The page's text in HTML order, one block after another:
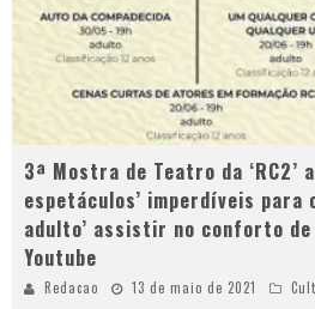
3ª Mostra de Teatro da ‘RC2’
espetáculos’ imperdíveis para
adulto’ assistir no conforto de
Youtube
Redacao 13 de maio de 2021